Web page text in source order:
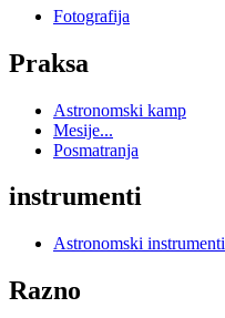
Fotografija
Praksa
Astronomski kamp
Mesije...
Posmatranja
instrumenti
Astronomski instrumenti
Razno